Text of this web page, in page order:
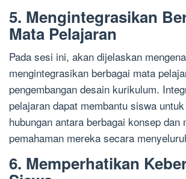
5. Mengintegrasikan
Mata Pelajaran
Pada sesi ini, akan dijelaskan
mengintegrasikan berbagai mata
pengembangan desain kurikulum.
pelajaran dapat membantu siswa
hubungan antara berbagai konsep dan
pemahaman mereka secara
6. Memperhatikan